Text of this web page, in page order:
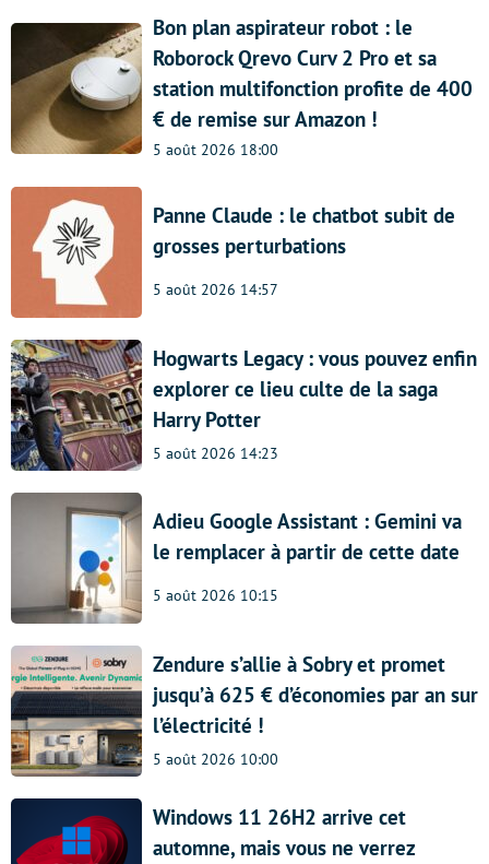
Bon plan aspirateur robot : le
Roborock Qrevo Curv 2 Pro et sa
station multifonction profite de 400
€ de remise sur Amazon !
5 août 2026 18:00
Panne Claude : le chatbot subit de
grosses perturbations
5 août 2026 14:57
Hogwarts Legacy : vous pouvez enfin
explorer ce lieu culte de la saga
Harry Potter
5 août 2026 14:23
Adieu Google Assistant : Gemini va
le remplacer à partir de cette date
5 août 2026 10:15
Zendure s’allie à Sobry et promet
jusqu’à 625 € d’économies par an sur
l’électricité !
5 août 2026 10:00
Windows 11 26H2 arrive cet
automne, mais vous ne verrez